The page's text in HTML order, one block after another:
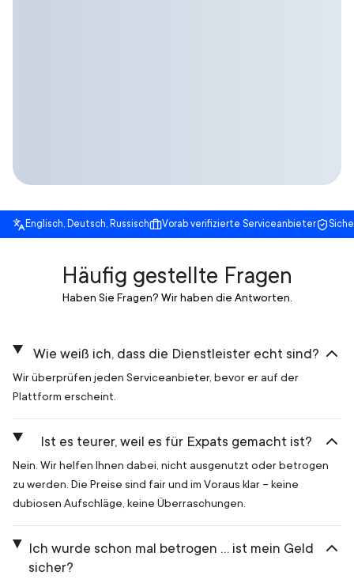
Englisch, Deutsch, Russisch Vorab verifizierte Serviceanbieter
Häufig gestellte Fragen
Haben Sie Fragen? Wir haben die Antworten.
Wie weiß ich, dass die Dienstleister echt sind?
Wir überprüfen jeden Serviceanbieter, bevor er auf der
Plattform erscheint.
Ist es teurer, weil es für Expats gemacht ist?
Nein. Wir helfen Ihnen dabei, nicht ausgenutzt oder betrogen
zu werden. Die Preise sind fair und im Voraus klar – keine
dubiosen Aufschläge, keine Überraschungen.
Ich wurde schon mal betrogen … ist mein Geld
sicher?